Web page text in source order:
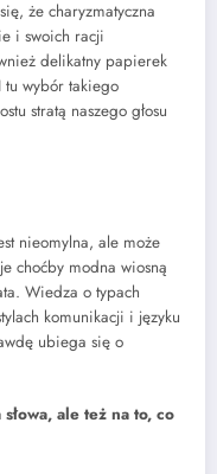
że charyzmatyczna
i swoich racji
delikatny papierek
tu wybór takiego
stratą naszego głosu
nieomylna, ale może
choćby modna wiosną
Wiedza o typach
komunikacji i języku
ubiega się o
ale też na to, co